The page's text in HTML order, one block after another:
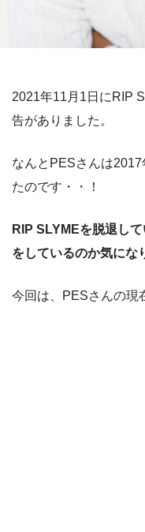
2021年11月1日にRIP
告がありました。
なんとPESさんは
たのです・・！
RIP SLYMEを脱退し
をしているのか気にな
今回は、PESさんの現